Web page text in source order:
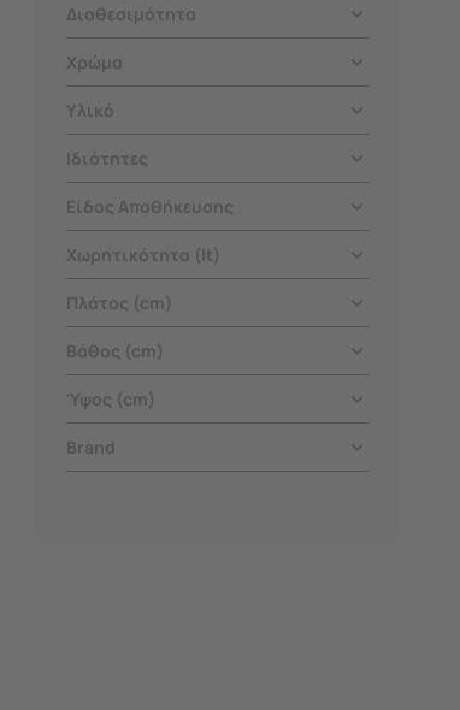
Διαθεσιμότητα
Χρώμα
Υλικό
Ιδιότητες
Είδος Αποθήκευσης
Χωρητικότητα (lt)
Πλάτος (cm)
Βάθος (cm)
Ύψος (cm)
Brand